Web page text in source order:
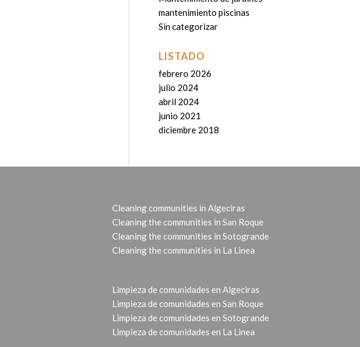
mantenimiento piscinas
Sin categorizar
LISTADO
febrero 2026
julio 2024
abril 2024
junio 2021
diciembre 2018
Cleaning communities in Algeciras
Cleaning the communities in San Roque
Cleaning the communities in Sotogrande
Cleaning the communities in La Linea
Limpieza de comunidades en Algeciras
Limpieza de comunidades en San Roque
Limpieza de comunidades en Sotogrande
Limpieza de comunidades en La Linea